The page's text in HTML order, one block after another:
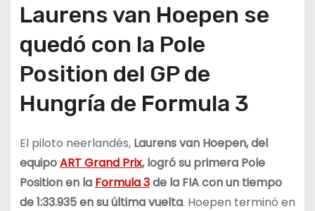
Laurens van Hoepen se
quedó con la Pole
Position del GP de
Hungría de Formula 3
El piloto neerlandés, Laurens van Hoepen, del
equipoART Grand Prix, logró su primera Pole
Position en la Formula 3de la FIA con un tiempo
de 1:33.935 en su última vuelta. Hoepen terminó en